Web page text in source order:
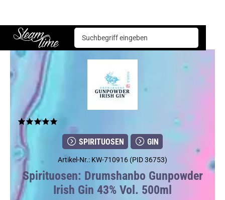
Steam time
Spirituosen Drumshanbo Gunpowder Irish Gin 43% Vol. 500ml
SPIRITUOSEN GIN
Artikel-Nr.: KW-710916 (PID 36753)
Spirituosen: Drumshanbo Gunpowder
Irish Gin 43% Vol. 500ml